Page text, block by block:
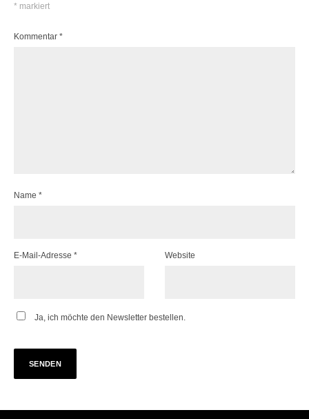
* markiert
Kommentar *
Name *
E-Mail-Adresse * Website
Ja, ich möchte den Newsletter bestellen.